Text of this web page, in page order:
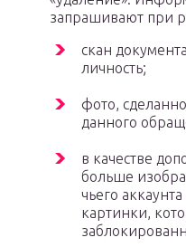
запрашивают при
скан
личность;
фото,
данного
в качестве
больше
чьего
картинки,